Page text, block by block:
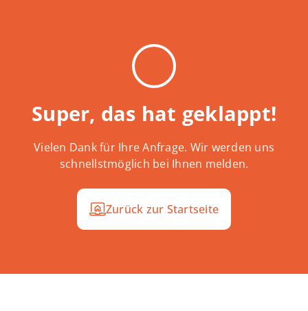
Super, das hat geklappt!
Vielen Dank für Ihre Anfrage. Wir werden uns
schnellstmöglich bei Ihnen melden.
Zurück zur Startseite